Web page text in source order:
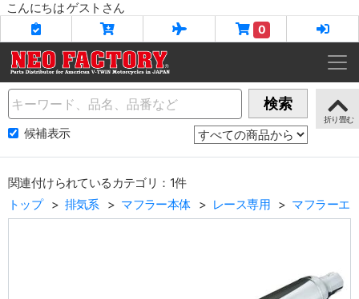
こんにちは ゲストさん
0
Name 検索
候補表示
関連付けられているカテゴリ：1件
トップ
排気系 マフラー本体 レース専用 マフラーエ